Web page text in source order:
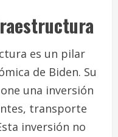
es un pilar
de Biden. Su
una inversión
transporte
inversión no